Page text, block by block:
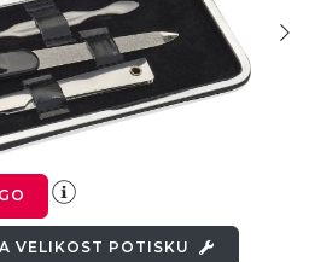
VELIKOST POTISKU